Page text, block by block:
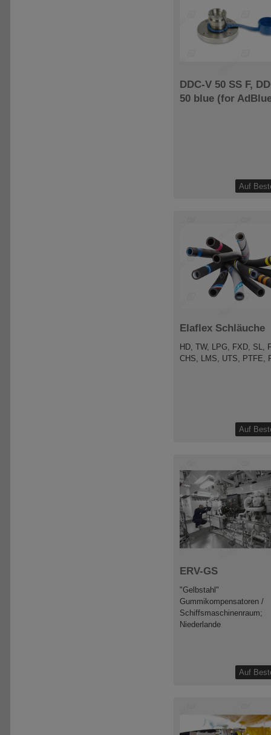
DDC-V 50 SS F,
50 blue (for
Elaflex Schläuche
HD, TW, LPG, FXD, SL,
CHS, LMS, UTS, PTFE,
ERV-GS
"Gelbstahl"
Gummikompensatoren /
Schiffsmaschinenraum;
Niederlande